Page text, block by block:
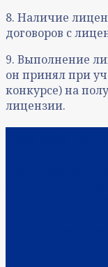
8. Наличие
договоров с
9. Выполнение
он принял при
конкурсе) на
лицензии.